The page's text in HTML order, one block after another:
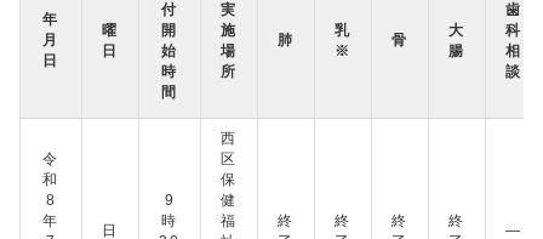
年
月
日
曜
日
付
開
始
時
間
実
施
場
所
肺
乳
※
骨
大
腸
歯
科
相
談
令
和
8
年
日
9
時
西
区
保
健
福
終
終
終
終
―